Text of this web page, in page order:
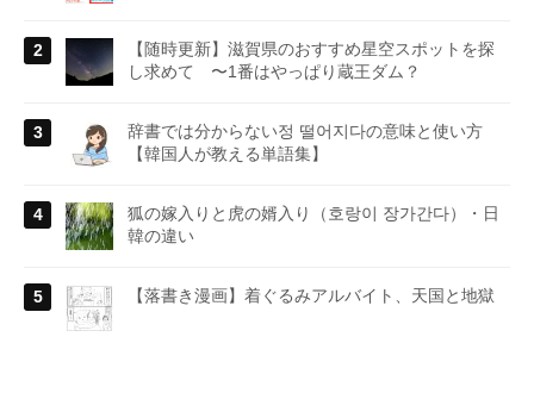
【随時更新】滋賀県のおすすめ星空スポットを探
し求めて 〜1番はやっぱり蔵王ダム？
辞書では分からない정 떨어지다の意味と使い方
【韓国人が教える単語集】
狐の嫁入りと虎の婿入り（호랑이 장가간다）・日
韓の違い
【落書き漫画】着ぐるみアルバイト、天国と地獄